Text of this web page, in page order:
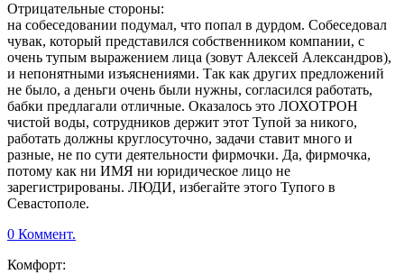
Отрицательные стороны:
на собеседовании подумал, что попал в дурдом. Собеседовал
чувак, который представился собственником компании, с
очень тупым выражением лица (зовут Алексей Александров),
и непонятными изъяснениями. Так как других предложений
не было, а деньги очень были нужны, согласился работать,
бабки предлагали отличные. Оказалось это ЛОХОТРОН
чистой воды, сотрудников держит этот Тупой за никого,
работать должны круглосуточно, задачи ставит много и
разные, не по сути деятельности фирмочки. Да, фирмочка,
потому как ни ИМЯ ни юридическое лицо не
зарегистрированы. ЛЮДИ, избегайте этого Тупого в
Севастополе.
0 Коммент.
Комфорт: